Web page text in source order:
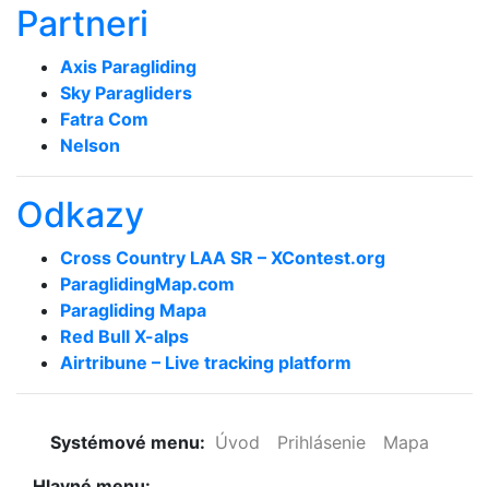
Partneri
Axis Paragliding
Sky Paragliders
Fatra Com
Nelson
Odkazy
Cross Country LAA SR – XContest.org
ParaglidingMap­.com
Paragliding Mapa
Red Bull X-alps
Airtribune – Live tracking platform
Systémové menu: Úvod Prihlásenie
Mapa